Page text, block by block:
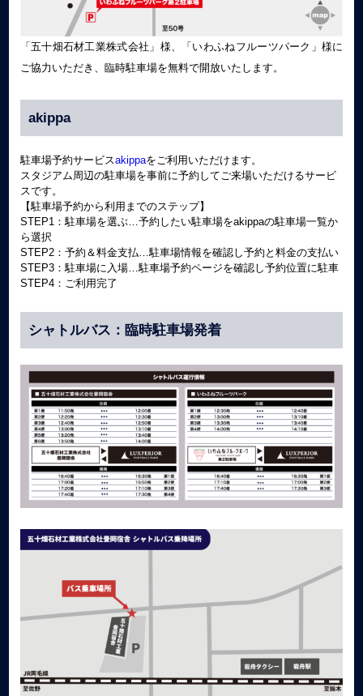
「五十畑石材工業株式会社」様、「いわふねフルーツパーク」様に
ご協力いただき、臨時駐車場を無料で開放いたします。
akippa
駐車場予約サービスakippaをご利用いただけます。
スタジアム周辺の駐車場を事前に予約してご来場いただけるサービ
スです。
【駐車場予約から利用までのステップ】
STEP1：駐車場を選ぶ…予約したい駐車場をakippaの駐車場一覧か
ら選択
STEP2：予約＆料金支払…駐車場情報を確認し予約と料金の支払い
STEP3：駐車場に入場…駐車場予約ページを確認し予約位置に駐車
STEP4：ご利用完了
シャトルバス：臨時駐車場発着